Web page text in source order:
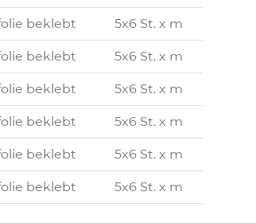
beklebt 5x6 St. x m
beklebt 5x6 St. x m
beklebt 5x6 St. x m
beklebt 5x6 St. x m
beklebt 5x6 St. x m
beklebt 5x6 St. x m